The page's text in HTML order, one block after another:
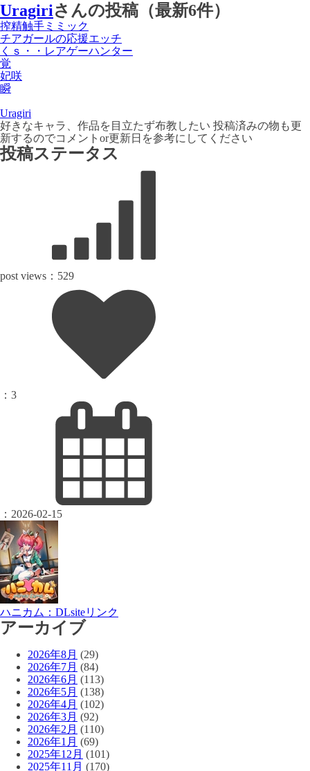
Uragiriさんの投稿（最新6件）
搾精触手ミミック
チアガールの応援エッチ
くｓ・・レアゲーハンター
覚
妃咲
瞬
Uragiri
好きなキャラ、作品を目立たず布教したい 投稿済みの物も更
新するのでコメントor更新日を参考にしてください
投稿ステータス
post views： 529
： 3
： 2026-02-15
ハニカム：DLsiteリンク
アーカイブ
2026年8月 (29)
2026年7月 (84)
2026年6月 (113)
2026年5月 (138)
2026年4月 (102)
2026年3月 (92)
2026年2月 (110)
2026年1月 (69)
2025年12月 (101)
2025年11月 (170)